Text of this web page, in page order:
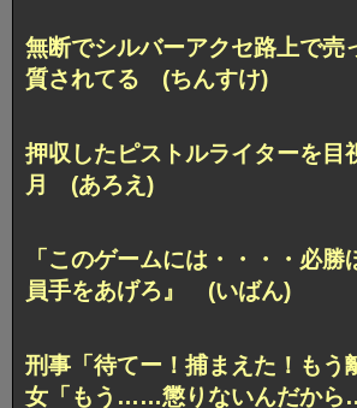
無断でシルバーアクセ路上で売
質されてる (ちんすけ)
押収したピストルライターを目
月 (あろえ)
「このゲームには・・・・必勝
員手をあげろ』 (いばん)
刑事「待てー！捕まえた！もう
女「もう……懲りないんだか